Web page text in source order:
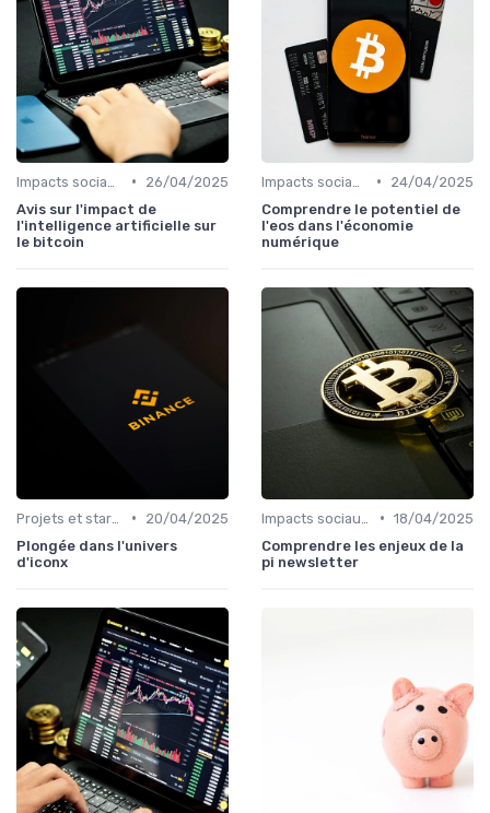
•
26/04/2025
Avis sur l'impact de
l'intelligence artificielle sur
le bitcoin
•
24/04/2025
Comprendre le potentiel de
l'eos dans l'économie
numérique
•
20/04/2025
Plongée dans l'univers
d'iconx
• 18/04/2025
Comprendre les enjeux de la
pi newsletter